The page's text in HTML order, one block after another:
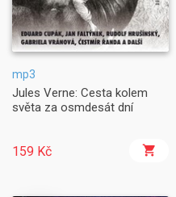
mp3
Jules Verne: Cesta kolem
světa za osmdesát dní
159 Kč